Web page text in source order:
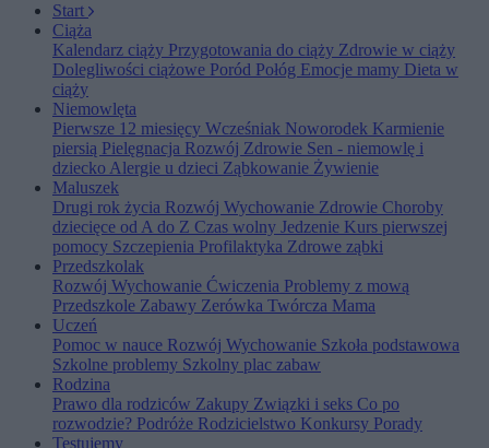
Start
Ciąża
Kalendarz ciąży Przygotowania do ciąży Zdrowie w ciąży
Dolegliwości ciążowe Poród Połóg Emocje mamy Dieta w
ciąży
Niemowlęta
Pierwsze 12 miesięcy Wcześniak Noworodek Karmienie
piersią Pielęgnacja Rozwój Zdrowie Sen - niemowlę i
dziecko Alergie u dzieci Ząbkowanie Żywienie
Maluszek
Drugi rok życia Rozwój Wychowanie Zdrowie Choroby
dziecięce od A do Z Czas wolny Jedzenie Kurs pierwszej
pomocy Szczepienia Profilaktyka Zdrowe ząbki
Przedszkolak
Rozwój Wychowanie Ćwiczenia Problemy z mową
Przedszkole Zabawy Zerówka Twórcza Mama
Uczeń
Pomoc w nauce Rozwój Wychowanie Szkoła podstawowa
Szkolne problemy Szkolny plac zabaw
Rodzina
Prawo dla rodziców Zakupy Związki i seks Co po
rozwodzie? Podróże Rodzicielstwo Konkursy Porady
Testujemy